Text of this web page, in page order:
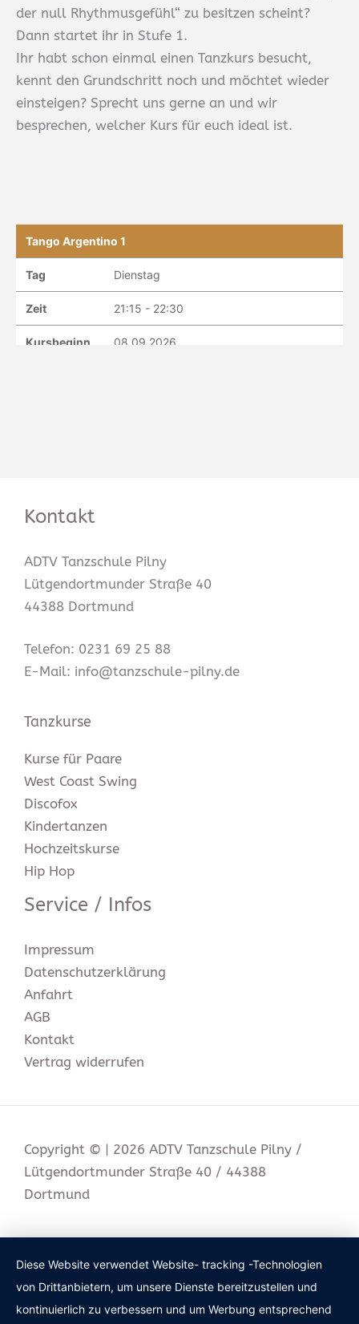
der null Rhythmusgefühl“ zu besitzen scheint?
Dann startet ihr in Stufe 1.
Ihr habt schon einmal einen Tanzkurs besucht,
kennt den Grundschritt noch und möchtet wieder
einsteigen? Sprecht uns gerne an und wir
besprechen, welcher Kurs für euch ideal ist.
Kontakt
ADTV Tanzschule Pilny
Lütgendortmunder Straße 40
44388 Dortmund
Telefon: 0231 69 25 88
E-Mail: info@tanzschule-pilny.de
Tanzkurse
Kurse für Paare
West Coast Swing
Discofox
Kindertanzen
Hochzeitskurse
Hip Hop
Service / Infos
Impressum
Datenschutz­erklärung
Anfahrt
AGB
Kontakt
Vertrag widerrufen
Copyright © | 2026 ADTV Tanzschule Pilny /
Lütgendortmunder Straße 40 / 44388
Dortmund
Diese Website verwendet Website- tracking -Technologien
von Drittanbietern, um unsere Dienste bereitzustellen und
kontinuierlich zu verbessern und um Werbung entsprechend